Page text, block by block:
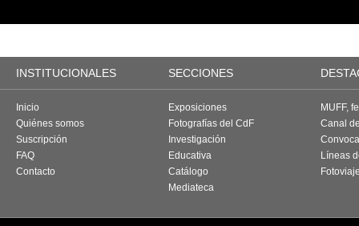
INSTITUCIONALES SECCIONES
Inicio
Quiénes somos
Suscripción
FAQ
Contacto
Exposiciones
Fotografías del CdF
Investigación
Educativa
Catálogo
Mediateca
MUFF,
Canal
Líneas